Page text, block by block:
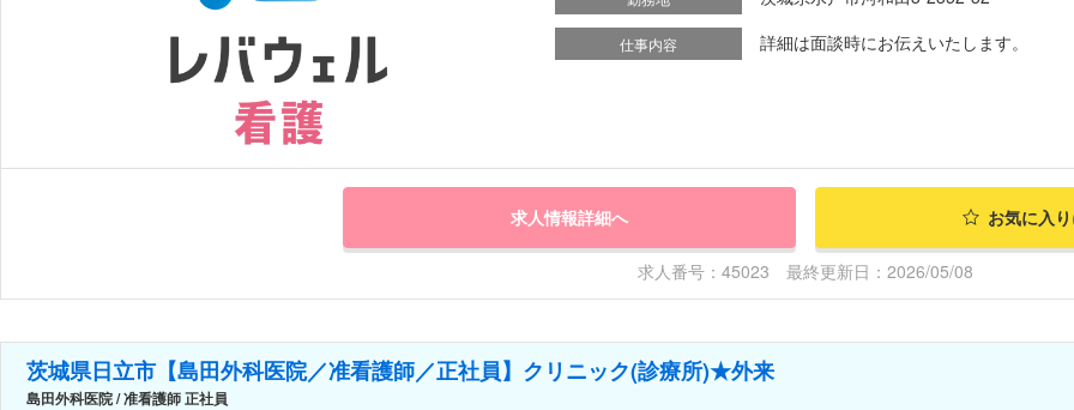
仕事内容 詳細は面談時にお伝えいたします。
求人情報詳細へ お気に入
求人番号：45023 最終更新日：2026/05/08
茨城県日立市【島田外科医院／准看護師／正社員】クリニック(診療所)★外来
島田外科医院 / 准看護師 正社員